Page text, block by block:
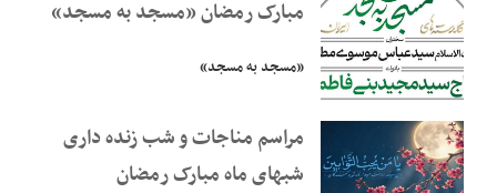
مبارک رمضان «مسجد به مسجد»
«مسجد به مسجد»
مراسم مناجات و شب زنده داری
شبهای ماه مبارک رمضان